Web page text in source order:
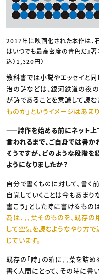
2017年に映画化された本作は、
はいつでも最高密度の青色だ』
込）1,320円）
教科書では小説やエッセイと同
治の詩などは、銀河鉄道の夜
が詩であることを意識して読む
ものか」というイメージはあま
——詩作を始める前にネット上
言われるまで、ご自身では書
そうですが、どのような段階
ようになりましたか？
自分で書くものに対して、書く
自覚していくことは今もあまり
書こう」とした時に書けるもの
為は、言葉そのものを、既存
して空気を読むようなやり方
じています。
既存の「詩」の箱に言葉を詰
書く人間にとって、その時に書